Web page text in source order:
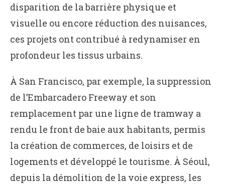
disparition de la barrière physique et
visuelle ou encore réduction des nuisances,
ces projets ont contribué à redynamiser en
profondeur les tissus urbains.
À San Francisco, par exemple, la suppression
de l’Embarcadero Freeway et son
remplacement par une ligne de tramway a
rendu le front de baie aux habitants, permis
la création de commerces, de loisirs et de
logements et développé le tourisme. À Séoul,
depuis la démolition de la voie express, les